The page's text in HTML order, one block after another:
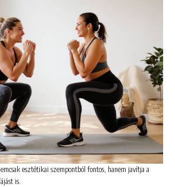
esztétikai szempontból fontos, hanem javítja a
is.